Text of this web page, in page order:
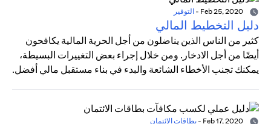
- التوفير
دليل التخطيط المالي
كثير من الناس الذين يناضلون من أجل الحرية المالية يكافحون
أيضًا من أجل الادخار. ومن خلال إجراء بعض التغييرات البسيطة،
يمكنك تجنب الأخطاء الشائعة والبدء في بناء مستقبل مالي أفضل.
- بطاقات الائتمان